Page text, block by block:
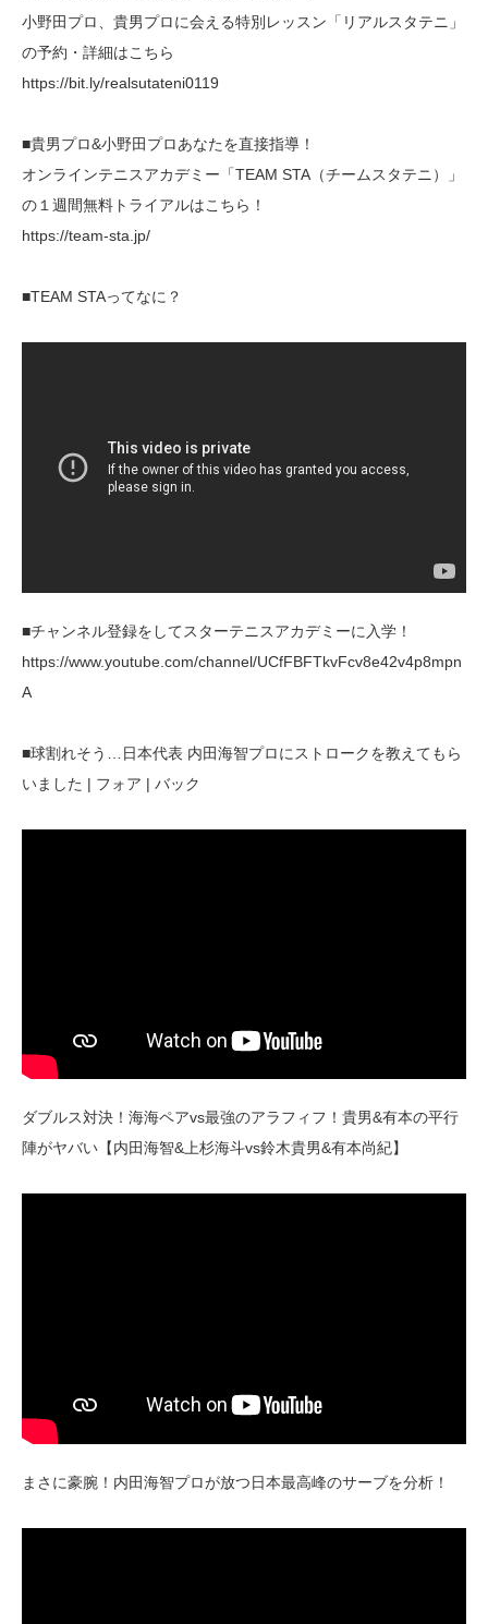
小野田プロ、貴男プロに会える特別レッスン「リアルスタテニ」
の予約・詳細はこちら
https://bit.ly/realsutateni0119
■貴男プロ&小野田プロあなたを直接指導！
オンラインテニスアカデミー「TEAM STA（チームスタテニ）」
の１週間無料トライアルはこちら！
https://team-sta.jp/
■TEAM STAってなに？
■チャンネル登録をしてスターテニスアカデミーに入学！
https://www.youtube.com/channel/UCfFBFTkvFcv8e42v4p8mpn
A
■球割れそう…日本代表 内田海智プロにストロークを教えてもら
いました | フォア | バック
ダブルス対決！海海ペアvs最強のアラフィフ！貴男&有本の平行
陣がヤバい【内田海智&上杉海斗vs鈴木貴男&有本尚紀】
まさに豪腕！内田海智プロが放つ日本最高峰のサーブを分析！